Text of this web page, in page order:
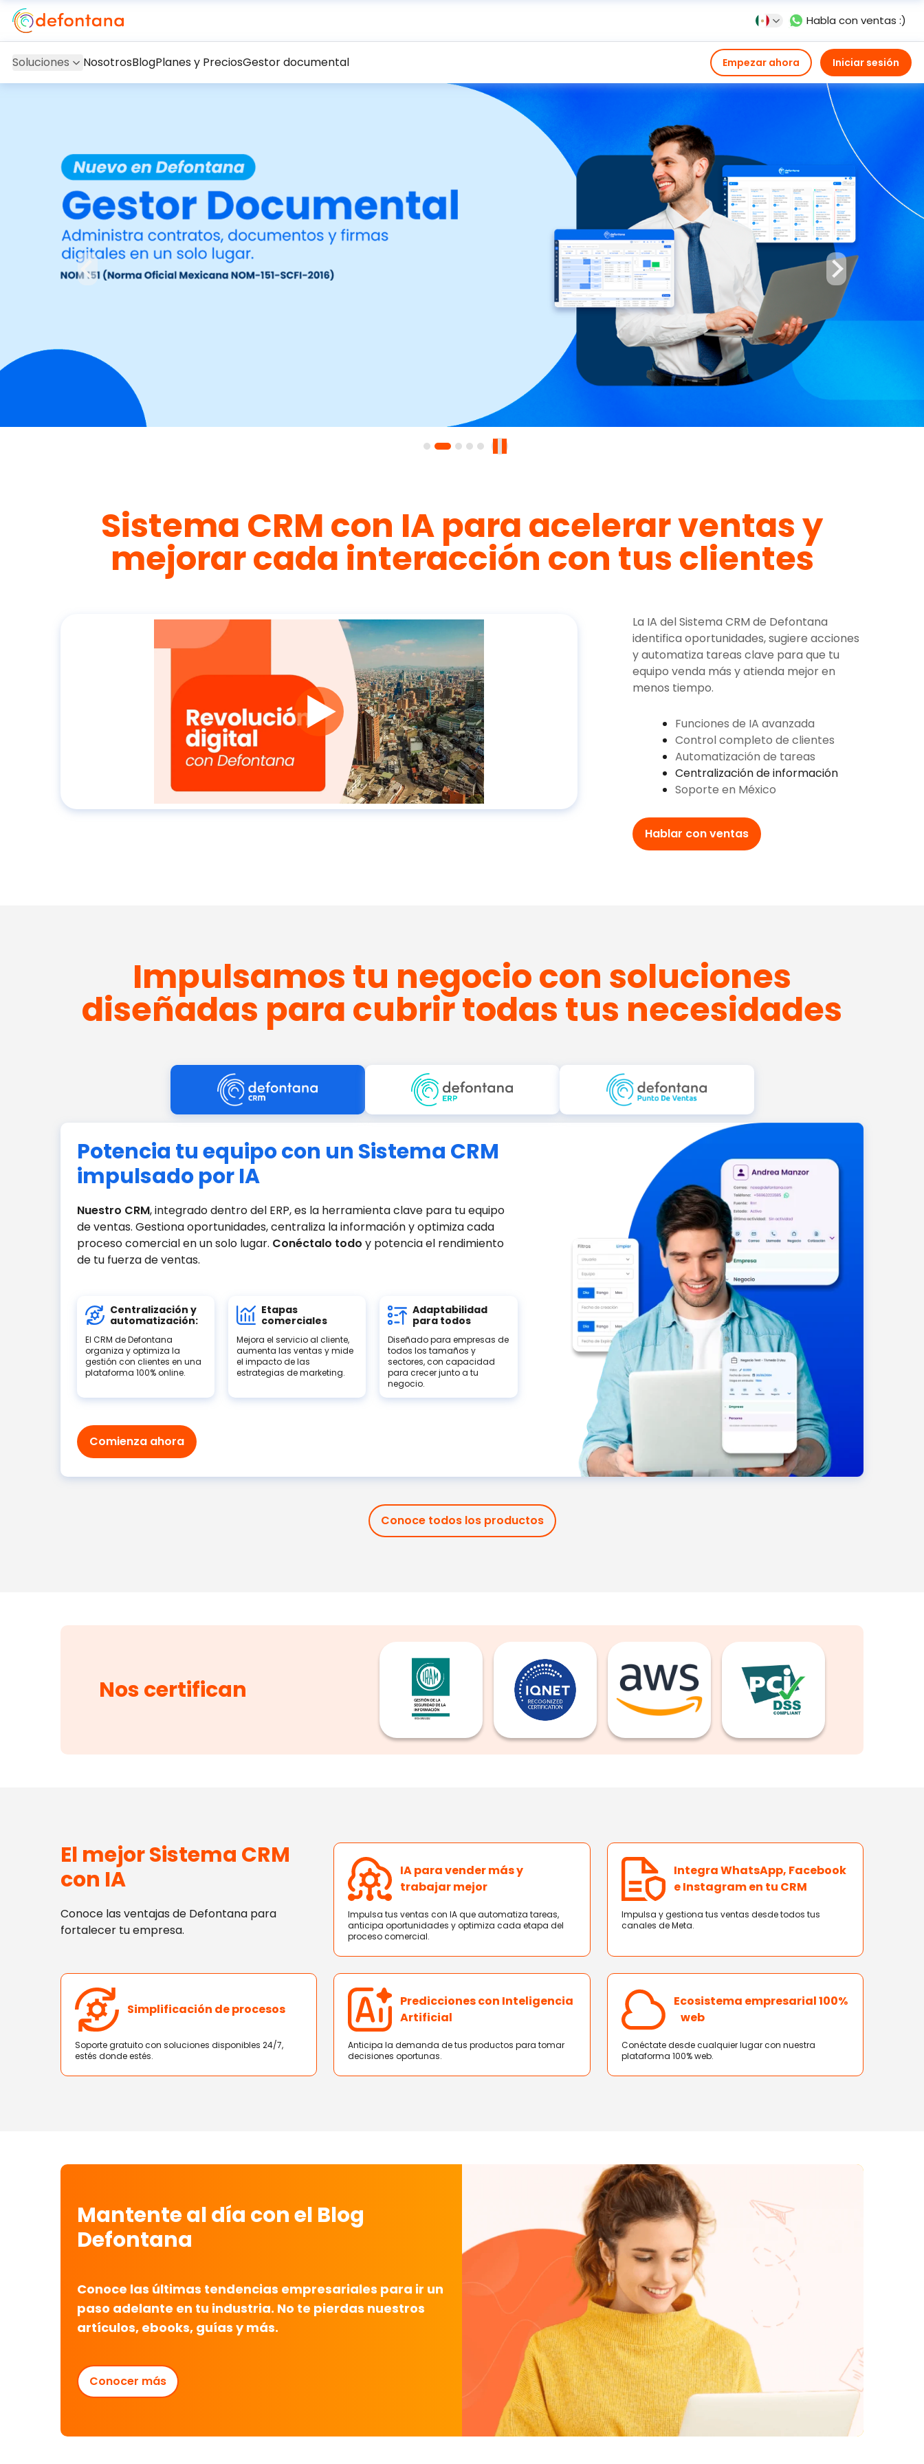
Habla con ventas :)
Empezar ahora Iniciar sesión
Soluciones NosotrosBlogPlanes y PreciosGestor documental
Sistema CRM con IA para acelerar ventas y
mejorar cada interacción con tus clientes
La IA del Sistema CRM de Defontana
identifica oportunidades, sugiere acciones
y automatiza tareas clave para que tu
equipo venda más y atienda mejor en
menos tiempo.
Funciones de IA avanzada
Control completo de clientes
Automatización de tareas
Centralización de información
Soporte en México
Hablar con ventas
Impulsamos tu negocio con soluciones
diseñadas para cubrir todas tus necesidades
Potencia tu equipo con un Sistema CRM
impulsado por IA
Nuestro CRM, integrado dentro del ERP, es la herramienta clave para tu equipo
de ventas. Gestiona oportunidades, centraliza la información y optimiza cada
proceso comercial en un solo lugar. Conéctalo todo y potencia el rendimiento
de tu fuerza de ventas.
Centralización y
automatización:
El CRM de Defontana
organiza y optimiza la
gestión con clientes en una
plataforma 100% online.
Etapas
comerciales
Mejora el servicio al cliente,
aumenta las ventas y mide
el impacto de las
estrategias de marketing.
Adaptabilidad
para todos
Diseñado para empresas de
todos los tamaños y
sectores, con capacidad
para crecer junto a tu
negocio.
Comienza ahora
Conoce todos los productos
Nos certifican
El mejor Sistema CRM
con IA
Conoce las ventajas de Defontana para
fortalecer tu empresa.
IA para vender más y
trabajar mejor
Impulsa tus ventas con IA que automatiza tareas,
anticipa oportunidades y optimiza cada etapa del
proceso comercial.
Integra WhatsApp, Facebook
e Instagram en tu CRM
Impulsa y gestiona tus ventas desde todos tus
canales de Meta.
Simplificación de procesos
Soporte gratuito con soluciones disponibles 24/7,
estés donde estés.
Predicciones con Inteligencia
Artificial
Anticipa la demanda de tus productos para tomar
decisiones oportunas.
Ecosistema empresarial 100%
web
Conéctate desde cualquier lugar con nuestra
plataforma 100% web.
Mantente al día con el Blog
Defontana
Conoce las últimas tendencias empresariales para ir un
paso adelante en tu industria. No te pierdas nuestros
artículos, ebooks, guías y más.
Conocer más